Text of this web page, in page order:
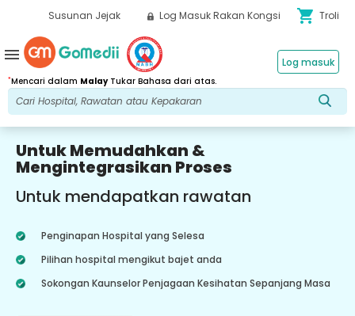
Susunan Jejak Log Masuk Rakan Kongsi shopping_cart Troli
*Mencari dalam MalayTukar Bahasa dari atas.
Log masuk
menu
Untuk Memudahkan &
Mengintegrasikan Proses
Untuk mendapatkan rawatan
Penginapan Hospital yang Selesa
Pilihan hospital mengikut bajet anda
Sokongan Kaunselor Penjagaan Kesihatan Sepanjang Masa